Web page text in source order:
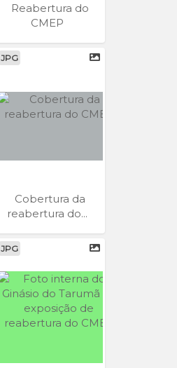
Reabertura do
CMEP
JPG
Cobertura da
reabertura do...
JPG